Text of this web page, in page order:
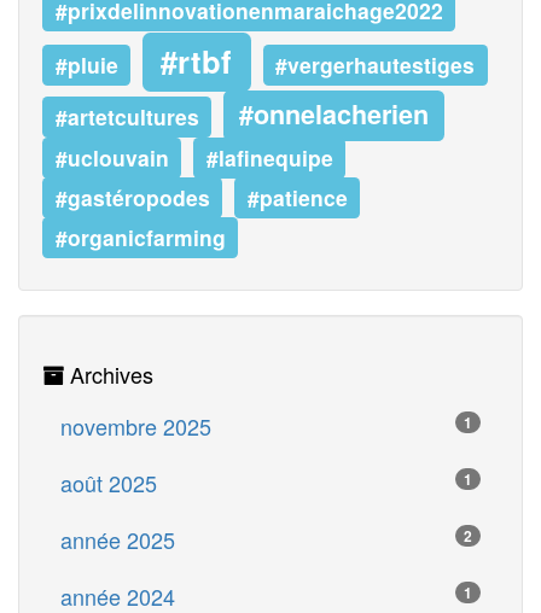
#prixdelinnovationenmaraichage2022
#pluie
#rtbf
#vergerhautestiges
#artetcultures
#onnelacherien
#uclouvain
#lafinequipe
#gastéropodes
#patience
#organicfarming
Archives
1
novembre 2025
1
août 2025
2
année 2025
1
année 2024